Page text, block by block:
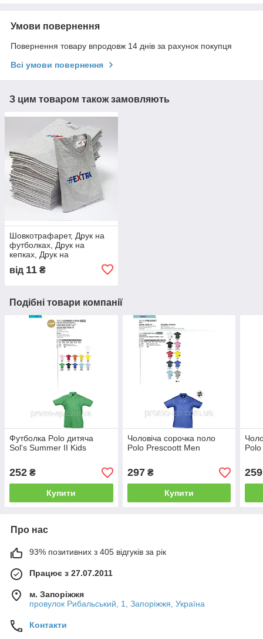
Умови повернення
Повернення товару впродовж 14 днів за рахунок покупця
Всі умови повернення
З цим товаром також замовляють
Шовкотрафарет, Друк на
футболках, Друк на
кепках, Друк на
від 11 ₴
Подібні товари компанії
Футболка Polo дитяча
Sol's Summer II Kids
252 ₴
Купити
Чоловіча сорочка поло
Polo Prescoott Men
297₴
Купити
259
Про нас
93% позитивних з 405 відгуків за рік
Працює з 27.07.2011
м. Запоріжжя
провулок Рибальський, 1, Запоріжжя, Україна
Контакти